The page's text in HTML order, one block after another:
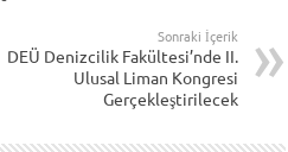
Sonraki İçerik
DEÜ Denizcilik Fakültesi’nde II.
Ulusal Liman Kongresi
Gerçekleştirilecek